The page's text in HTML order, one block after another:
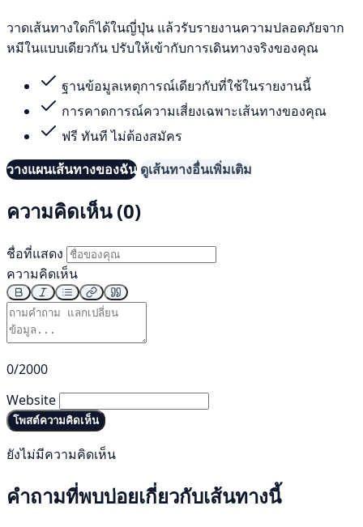
วาดเส้นทางใดก็ได้ในญี่ปุ่น แล้วรับรายงานความปลอดภัยจาก
หมีในแบบเดียวกัน ปรับให้เข้ากับการเดินทางจริงของคุณ
ฐานข้อมูลเหตุการณ์เดียวกับที่ใช้ในรายงานนี้
การคาดการณ์ความเสี่ยงเฉพาะเส้นทางของคุณ
ฟรี ทันที ไม่ต้องสมัคร
วางแผนเส้นทางของฉัน ดูเส้นทางอื่นเพิ่มเติม
ความคิดเห็น (0)
ชื่อที่แสดง
ความคิดเห็น
0/2000
Website
โพสต์ความคิดเห็น
ยังไม่มีความคิดเห็น
คำถามที่พบบ่อยเกี่ยวกับเส้นทางนี้